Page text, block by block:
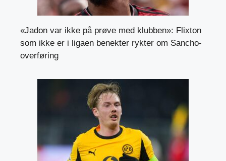
«Jadon var ikke på prøve med klubben»: Flixton
som ikke er i ligaen benekter rykter om Sancho-
overføring